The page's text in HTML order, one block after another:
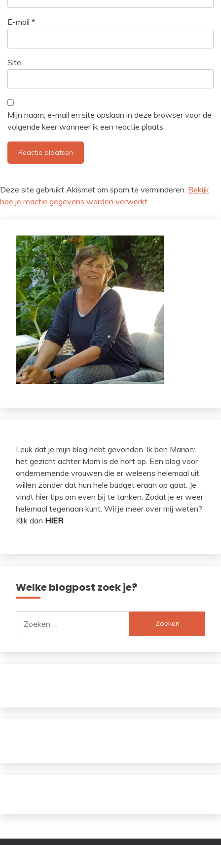
E-mail *
Site
Mijn naam, e-mail en site opslaan in deze browser voor de
volgende keer wanneer ik een reactie plaats.
Deze site gebruikt Akismet om spam te verminderen. Bekijk
hoe je reactie gegevens worden verwerkt
Leuk dat je mijn blog hebt gevonden. Ik ben Marion:
het gezicht achter Mam is de hort op. Een blog voor
ondernemende vrouwen die er weleens helemaal uit
willen zonder dat hun hele budget eraan op gaat. Je
vindt hier tips om even bij te tanken. Zodat je er weer
helemaal tegenaan kunt. Wil je meer over mij weten?
Klik dan HIER
Welke blogpost zoek je?
naar: